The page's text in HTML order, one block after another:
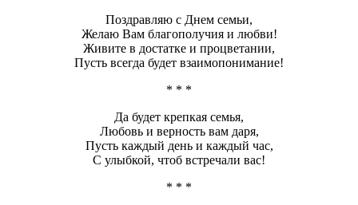
Поздравляю с Днем семьи,
Желаю Вам благополучия и любви!
Живите в достатке и процветании,
Пусть всегда будет взаимопонимание!
* * *
Да будет крепкая семья,
Любовь и верность вам даря,
Пусть каждый день и каждый час,
С улыбкой, чтоб встречали вас!
* * *